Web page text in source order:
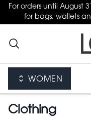
For orders until August
for bags, wallets
WOMEN
Clothing